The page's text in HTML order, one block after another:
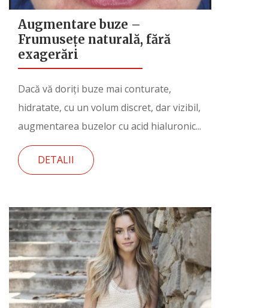
Augmentare buze –
Frumusețe naturală, fără
exagerări
Dacă vă doriți buze mai conturate,
hidratate, cu un volum discret, dar vizibil,
augmentarea buzelor cu acid hialuronic...
DETALII